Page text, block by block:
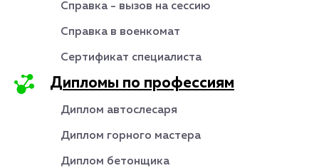
Справка - вызов на сессию
Справка в военкомат
Сертификат специалиста
Дипломы по профессиям
Диплом автослесаря
Диплом горного мастера
Диплом бетонщика